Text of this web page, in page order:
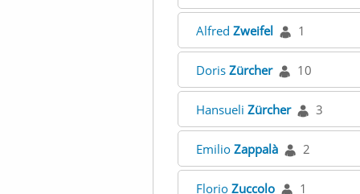
Alfred Zweifel 1
Doris Zürcher 10
Hansueli Zürcher 3
Emilio Zappalà 2
Florio Zuccolo 1